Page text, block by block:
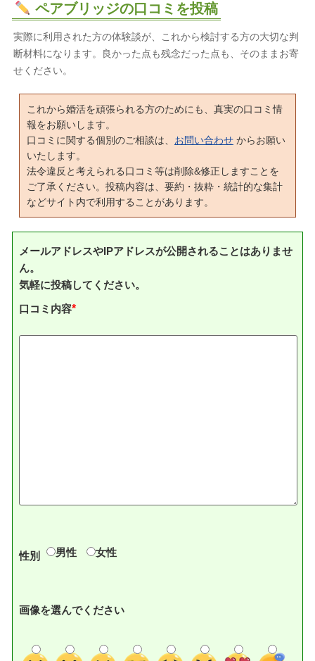
ペアブリッジの口コミを投稿
実際に利用された方の体験談が、これから検討する方の大切な判
断材料になります。良かった点も残念だった点も、そのままお寄
せください。
これから婚活を頑張られる方のためにも、真実の口コミ情
報をお願いします。
口コミに関する個別のご相談は、 お問い合わせ からお願い
いたします。
法令違反と考えられる口コミ等は削除&修正しますことを
ご了承ください。投稿内容は、要約・抜粋・統計的な集計
などサイト内で利用することがあります。
メールアドレスやIPアドレスが公開されることはありませ
ん。
気軽に投稿してください。
口コミ内容*
性別 男性 女性
画像を選んでください